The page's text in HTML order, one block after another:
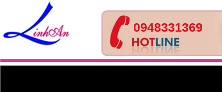
0948331369
Xe 45 chỗ - Kia Granbird
Tracomeco